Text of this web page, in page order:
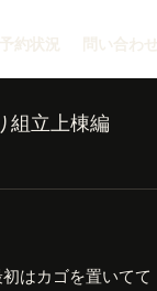
予約状況 問い合わせ
組立上棟編
はカゴを置いてて